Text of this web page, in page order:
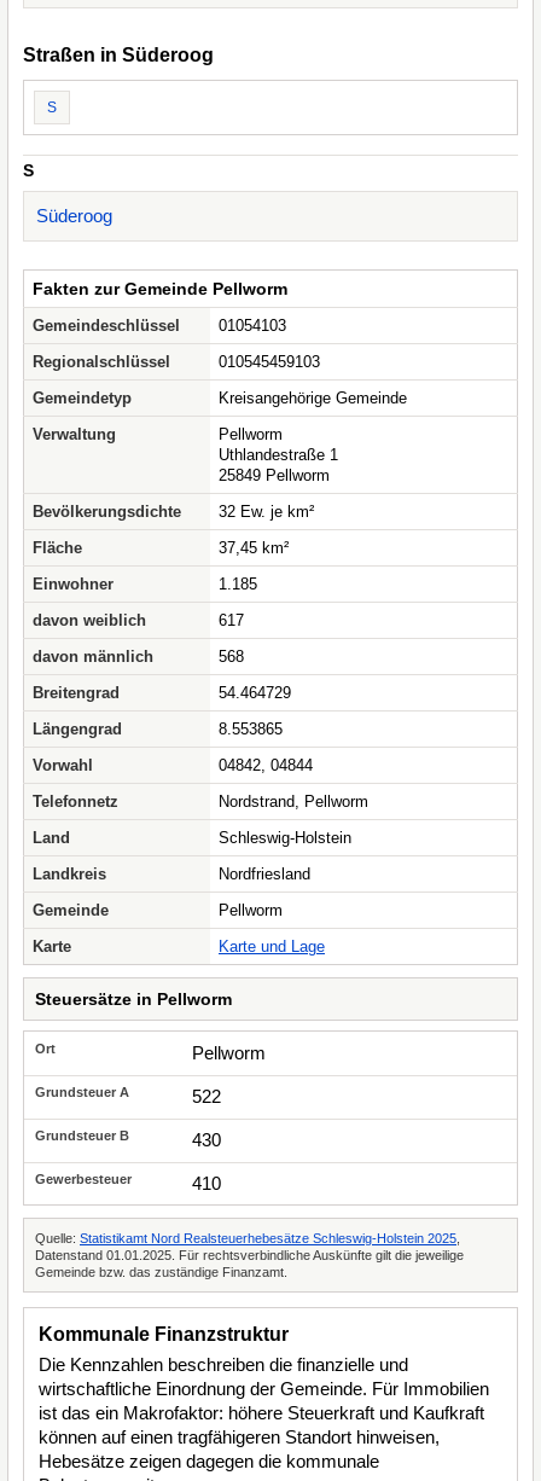
Straßen in Süderoog
S
S
Süderoog
Fakten zur Gemeinde Pellworm
Gemeindeschlüssel
01054103
Regionalschlüssel
010545459103
Gemeindetyp
Kreisangehörige Gemeinde
Verwaltung
Pellworm
Uthlandestraße 1
25849 Pellworm
Bevölkerungsdichte
32 Ew. je km²
Fläche
37,45 km²
Einwohner
1.185
davon weiblich
617
davon männlich
568
Breitengrad
54.464729
Längengrad
8.553865
Vorwahl
04842, 04844
Telefonnetz
Nordstrand, Pellworm
Land
Schleswig-Holstein
Landkreis
Nordfriesland
Gemeinde
Pellworm
Karte
Karte und Lage
Steuersätze in Pellworm
Pellworm
522
430
410
Quelle: Statistikamt Nord Realsteuerhebesätze Schleswig-Holstein 2025
Datenstand 01.01.2025. Für rechtsverbindliche Auskünfte gilt die jeweilige
Gemeinde bzw. das zuständige Finanzamt.
Kommunale Finanzstruktur
Die Kennzahlen beschreiben die finanzielle und
wirtschaftliche Einordnung der Gemeinde. Für Immobilien
ist das ein Makrofaktor: höhere Steuerkraft und Kaufkraft
können auf einen tragfähigeren Standort hinweisen,
Hebesätze zeigen dagegen die kommunale